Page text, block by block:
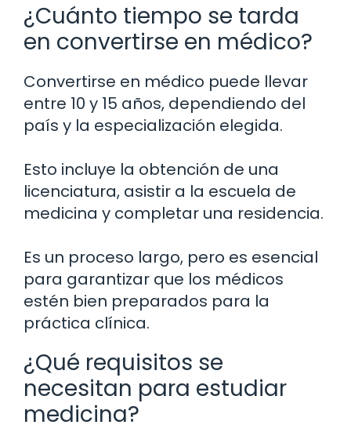
¿Cuánto tiempo se tarda
en convertirse en médico?
Convertirse en médico puede llevar
entre 10 y 15 años, dependiendo del
país y la especialización elegida.
Esto incluye la obtención de una
licenciatura, asistir a la escuela de
medicina y completar una residencia.
Es un proceso largo, pero es esencial
para garantizar que los médicos
estén bien preparados para la
práctica clínica.
¿Qué requisitos se
necesitan para estudiar
medicina?